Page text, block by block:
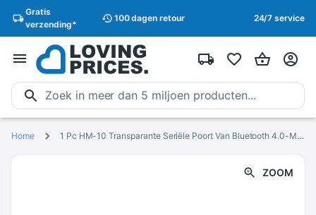
Gratis
verzending*
100 dagen retour 24/7 service
Home 1 Pc HM-10 Transparante Seriële Poort Van Bluetooth 4.0-Module Met Logisch Niveau Vertaler
ZOOM